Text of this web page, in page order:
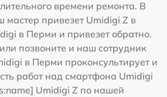
времени ремонта. В
мастер привезет Umidigi Z в
в Перми и привезет обратно.
позвоните и наш сотрудник
в Перми проконсультирует и
работ над смартфона Umidigi
Umidigi Z по нашей